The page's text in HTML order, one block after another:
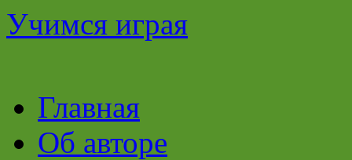
Учимся играя
Перейти
содержимому
Главная
Об авторе